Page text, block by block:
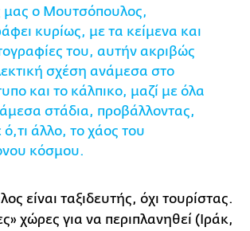
μας ο Μουτσόπουλος,
κυρίως, με τα κείμενα και
του, αυτήν ακριβώς
σχέση ανάμεσα στο
και το κάλπικο, μαζί με όλα
στάδια, προβάλλοντας,
ό,τι άλλο, το χάος του
κόσμου.
είναι ταξιδευτής, όχι τουρίστας.
χώρες για να περιπλανηθεί (Ιράκ,